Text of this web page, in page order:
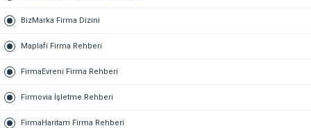
BizMarka Firma Dizini
Maplafi Firma Rehberi
FirmaEvreni Firma Rehberi
Firmovia İşletme Rehberi
FirmaHaritam Firma Rehberi